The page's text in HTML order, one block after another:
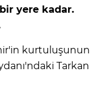
yere kadar.
kurtuluşunun
Tarkan